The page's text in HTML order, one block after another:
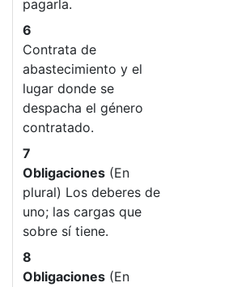
pagarla.
6
Contrata de
abastecimiento y el
lugar donde se
despacha el género
contratado.
7
Obligaciones (En
plural) Los deberes de
uno; las cargas que
sobre sí tiene.
8
Obligaciones (En